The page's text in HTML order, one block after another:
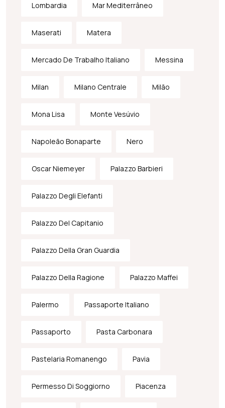
Lombardia Mar Mediterrâneo
Maserati Matera
Mercado De Trabalho Italiano Messina
Milan Milano Centrale Milão
Mona Lisa Monte Vesúvio
Napoleão Bonaparte Nero
Oscar Niemeyer Palazzo Barbieri
Palazzo Degli Elefanti
Palazzo Del Capitanio
Palazzo Della Gran Guardia
Palazzo Della Ragione Palazzo Maffei
Palermo Passaporte Italiano
Passaporto Pasta Carbonara
Pastelaria Romanengo Pavia
Permesso Di Soggiorno Piacenza